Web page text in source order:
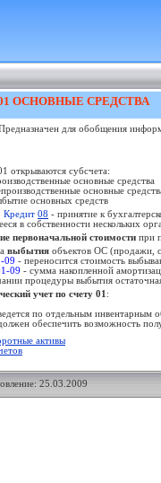
ОСНОВНЫЕ СРЕДСТВА
для обобщения
открываются субсчета:
основные средства
основные
основных средств
Кредит 08 - принятие к
в собственности нескольких
первоначальной стоимости при
выбытия объектов ОС (продажи,
09 - переносится стоимость
09 - сумма накопленной
процедуры выбытия
учет по счету 01 :
по отдельным инвентарным
обеспечить возможность
активы
25.03.2009